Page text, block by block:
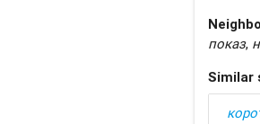
показ,
Similar